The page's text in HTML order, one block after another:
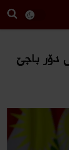
دۆر باجێ